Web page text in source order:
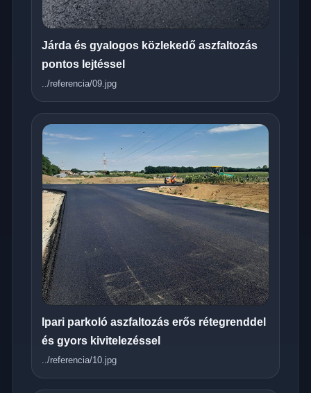
Járda és gyalogos közlekedő aszfaltozás
pontos lejtéssel
../referencia/09.jpg
Ipari parkoló aszfaltozás erős rétegrenddel
és gyors kivitelezéssel
../referencia/10.jpg